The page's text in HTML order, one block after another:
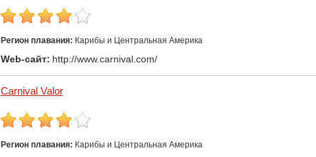
Регион плавания: Карибы и Центральная Америка
Web-сайт: http://www.carnival.com/
Carnival Valor
Регион плавания: Карибы и Центральная Америка